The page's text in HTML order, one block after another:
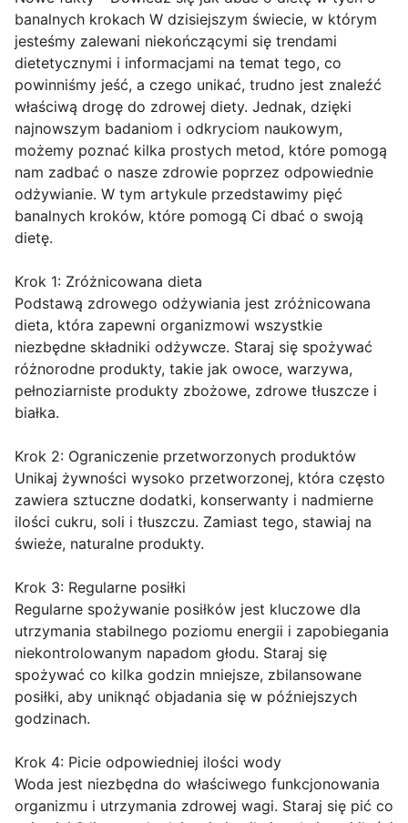
banalnych krokach W dzisiejszym świecie, w którym
jesteśmy zalewani niekończącymi się trendami
dietetycznymi i informacjami na temat tego, co
powinniśmy jeść, a czego unikać, trudno jest znaleźć
właściwą drogę do zdrowej diety. Jednak, dzięki
najnowszym badaniom i odkryciom naukowym,
możemy poznać kilka prostych metod, które pomogą
nam zadbać o nasze zdrowie poprzez odpowiednie
odżywianie. W tym artykule przedstawimy pięć
banalnych kroków, które pomogą Ci dbać o swoją
dietę.
Krok 1: Zróżnicowana dieta
Podstawą zdrowego odżywiania jest zróżnicowana
dieta, która zapewni organizmowi wszystkie
niezbędne składniki odżywcze. Staraj się spożywać
różnorodne produkty, takie jak owoce, warzywa,
pełnoziarniste produkty zbożowe, zdrowe tłuszcze i
białka.
Krok 2: Ograniczenie przetworzonych produktów
Unikaj żywności wysoko przetworzonej, która często
zawiera sztuczne dodatki, konserwanty i nadmierne
ilości cukru, soli i tłuszczu. Zamiast tego, stawiaj na
świeże, naturalne produkty.
Krok 3: Regularne posiłki
Regularne spożywanie posiłków jest kluczowe dla
utrzymania stabilnego poziomu energii i zapobiegania
niekontrolowanym napadom głodu. Staraj się
spożywać co kilka godzin mniejsze, zbilansowane
posiłki, aby uniknąć objadania się w późniejszych
godzinach.
Krok 4: Picie odpowiedniej ilości wody
Woda jest niezbędna do właściwego funkcjonowania
organizmu i utrzymania zdrowej wagi. Staraj się pić co